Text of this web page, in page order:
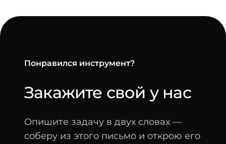
Понравился инструмент?
-
Закажите свой у нас
Опишите задачу в двух словах —
соберу из этого письмо и открою его